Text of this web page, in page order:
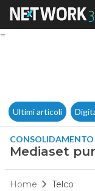
Ultimi articoli
CONSOLIDAMENTO
Mediaset
Home Telco